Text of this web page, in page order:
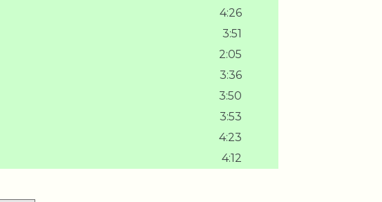
4:26
3:51
2:05
3:36
3:50
3:53
4:23
4:12